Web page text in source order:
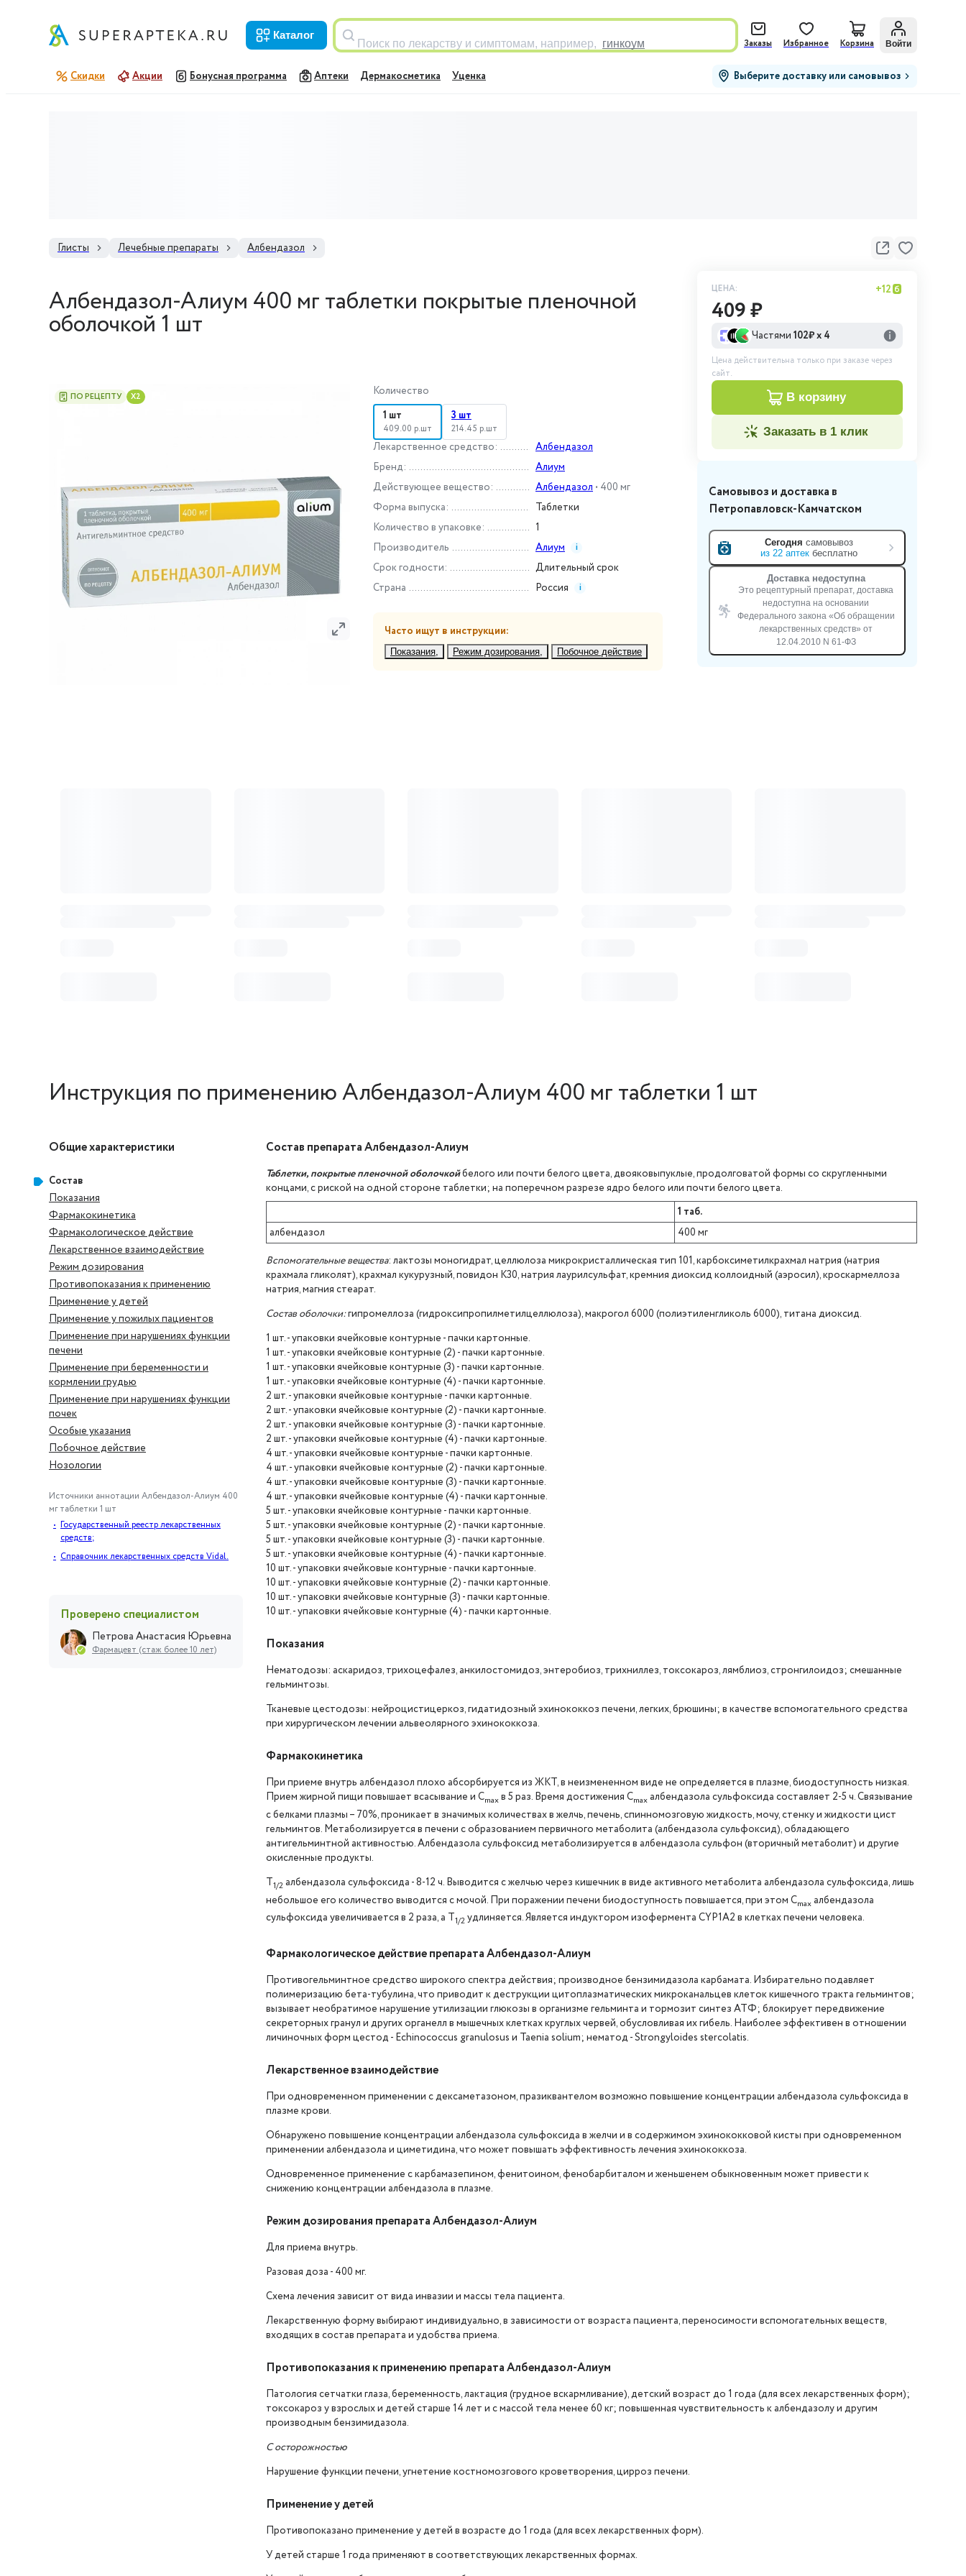
каталог
Поиск по лекарству и симптомам, например, гинкоум Заказы Избранное Корзина Войти
Скидки Акции Бонусная программа Аптеки Дермакосметика Уценка Выберите доставку или самовывоз
Глисты Лечебные препараты Албендазол
Албендазол-Алиум 400 мг таблетки покрытые пленочной
оболочкой 1 шт
ПО РЕЦЕПТУ X2
Количество
1 шт
409.00 р.шт
3 шт
214.45 р.шт
Лекарственное средство :
Албендазол
Бренд :
Алиум
Действующее вещество : Албендазол • 400 мг
Форма выпуска :
Таблетки
Количество в упаковке :
1
Производитель
Алиум i
Срок годности :
Длительный срок
Страна
Россия i
Часто ищут в инструкции:
Показания Режим дозирования Побочное действие
ЦЕНА: +12
409 ₽
Частями 102₽ х 4
Цена действительна только при заказе через
сайт.
в корзину
заказать в 1 клик
Самовывоз и доставка в
Петропавловск-Камчатском
Сегодня самовывоз
из 22 аптекбесплатно
Доставка недоступна
Это рецептурный препарат, доставка
недоступна на основании
Федерального закона «Об обращении
лекарственных средств» от
12.04.2010 N 61-ФЗ
Инструкция по применению Албендазол-Алиум 400 мг таблетки 1 шт
Общие характеристики
Состав
Показания
Фармакокинетика
Фармакологическое действие
Лекарственное взаимодействие
Режим дозирования
Противопоказания к применению
Применение у детей
Применение у пожилых пациентов
Применение при нарушениях функции
печени
Применение при беременности и
кормлении грудью
Применение при нарушениях функции
почек
Особые указания
Побочное действие
Нозологии
Источники аннотации Албендазол-Алиум 400
мг таблетки 1 шт
Государственный реестр лекарственных
средств;
Справочник лекарственных средств Vidal.
Проверено специалистом
Петрова Анастасия Юрьевна
Фармацевт (стаж более 10 лет)
Состав препарата Албендазол-Алиум
Таблетки, покрытые пленочной оболочкойбелого или почти белого цвета, двояковыпуклые, продолговатой формы со скругленными
концами, с риской на одной стороне таблетки; на поперечном разрезе ядро белого или почти белого цвета.
1 таб.
албендазол 400 мг
Вспомогательные вещества: лактозы моногидрат, целлюлоза микрокристаллическая тип 101, карбоксиметилкрахмал натрия (натрия
крахмала гликолят), крахмал кукурузный, повидон К30, натрия лаурилсульфат, кремния диоксид коллоидный (аэросил), кроскармеллоза
натрия, магния стеарат.
Состав оболочки:гипромеллоза (гидроксипропилметилцеллюлоза), макрогол 6000 (полиэтиленгликоль 6000), титана диоксид.
1 шт. - упаковки ячейковые контурные - пачки картонные.
1 шт. - упаковки ячейковые контурные (2) - пачки картонные.
1 шт. - упаковки ячейковые контурные (3) - пачки картонные.
1 шт. - упаковки ячейковые контурные (4) - пачки картонные.
2 шт. - упаковки ячейковые контурные - пачки картонные.
2 шт. - упаковки ячейковые контурные (2) - пачки картонные.
2 шт. - упаковки ячейковые контурные (3) - пачки картонные.
2 шт. - упаковки ячейковые контурные (4) - пачки картонные.
4 шт. - упаковки ячейковые контурные - пачки картонные.
4 шт. - упаковки ячейковые контурные (2) - пачки картонные.
4 шт. - упаковки ячейковые контурные (3) - пачки картонные.
4 шт. - упаковки ячейковые контурные (4) - пачки картонные.
5 шт. - упаковки ячейковые контурные - пачки картонные.
5 шт. - упаковки ячейковые контурные (2) - пачки картонные.
5 шт. - упаковки ячейковые контурные (3) - пачки картонные.
5 шт. - упаковки ячейковые контурные (4) - пачки картонные.
10 шт. - упаковки ячейковые контурные - пачки картонные.
10 шт. - упаковки ячейковые контурные (2) - пачки картонные.
10 шт. - упаковки ячейковые контурные (3) - пачки картонные.
10 шт. - упаковки ячейковые контурные (4) - пачки картонные.
Показания
Нематодозы: аскаридоз, трихоцефалез, анкилостомидоз, энтеробиоз, трихниллез, токсокароз, лямблиоз, стронгилоидоз; смешанные
гельминтозы.
Тканевые цестодозы: нейроцистицеркоз, гидатидозный эхинококкоз печени, легких, брюшины; в качестве вспомогательного средства
при хирургическом лечении альвеолярного эхинококкоза.
Фармакокинетика
При приеме внутрь албендазол плохо абсорбируется из ЖКТ, в неизмененном виде не определяется в плазме, биодоступность низкая.
Прием жирной пищи повышает всасывание и Cmax в 5 раз. Время достижения Cmax албендазола сульфоксида составляет 2-5 ч. Связывание
с белками плазмы – 70%, проникает в значимых количествах в желчь, печень, спинномозговую жидкость, мочу, стенку и жидкости цист
гельминтов. Метаболизируется в печени с образованием первичного метаболита (албендазола сульфоксид), обладающего
антигельминтной активностью. Албендазола сульфоксид метаболизируется в албендазола сульфон (вторичный метаболит) и другие
окисленные продукты.
T1/2 албендазола сульфоксида - 8-12 ч. Выводится с желчью через кишечник в виде активного метаболита албендазола сульфоксида, лишь
небольшое его количество выводится с мочой. При поражении печени биодоступность повышается, при этом Cmax албендазола
сульфоксида увеличивается в 2 раза, а T 1/2 удлиняется. Является индуктором изофермента CYP1A2 в клетках печени человека.
Фармакологическое действие препарата Албендазол-Алиум
Противогельминтное средство широкого спектра действия; производное бензимидазола карбамата. Избирательно подавляет
полимеризацию бета-тубулина, что приводит к деструкции цитоплазматических микроканальцев клеток кишечного тракта гельминтов;
вызывает необратимое нарушение утилизации глюкозы в организме гельминта и тормозит синтез АТФ; блокирует передвижение
секреторных гранул и других органелл в мышечных клетках круглых червей, обусловливая их гибель. Наиболее эффективен в отношении
личиночных форм цестод - Echinococcus granulosus и Taenia solium; нематод - Strongyloides stercolatis.
Лекарственное взаимодействие
При одновременном применении с дексаметазоном, празиквантелом возможно повышение концентрации албендазола сульфоксида в
плазме крови.
Обнаружено повышение концентрации албендазола сульфоксида в желчи и в содержимом эхинококковой кисты при одновременном
применении албендазола и циметидина, что может повышать эффективность лечения эхинококкоза.
Одновременное применение с карбамазепином, фенитоином, фенобарбиталом и женьшенем обыкновенным может привести к
снижению концентрации албендазола в плазме.
Режим дозирования препарата Албендазол-Алиум
Для приема внутрь.
Разовая доза - 400 мг.
Схема лечения зависит от вида инвазии и массы тела пациента.
Лекарственную форму выбирают индивидуально, в зависимости от возраста пациента, переносимости вспомогательных веществ,
входящих в состав препарата и удобства приема.
Противопоказания к применению препарата Албендазол-Алиум
Патология сетчатки глаза, беременность, лактация (грудное вскармливание), детский возраст до 1 года (для всех лекарственных форм);
токсокароз у взрослых и детей старше 14 лет и с массой тела менее 60 кг; повышенная чувствительность к албендазолу и другим
производным бензимидазола.
С осторожностью
Нарушение функции печени, угнетение костномозгового кроветворения, цирроз печени.
Применение у детей
Противопоказано применение у детей в возрасте до 1 года (для всех лекарственных форм).
У детей старше 1 года применяют в соответствующих лекарственных формах.